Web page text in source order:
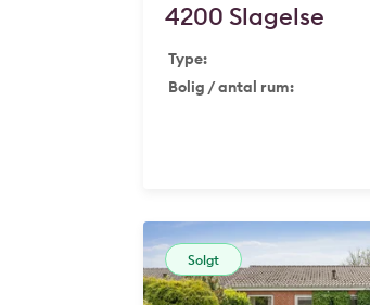
4200 Slagelse
Type:
Bolig / antal rum:
Solgt